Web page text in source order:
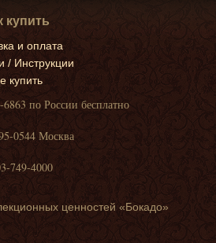
купить
и оплата
/ Инструкции
купить
по России бесплатно
0544 Москва
749-4000
ценностей «Бокадо»